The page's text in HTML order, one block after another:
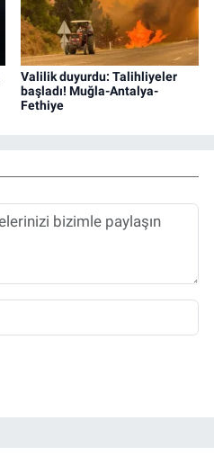
Valilik duyurdu: Talihliyeler
başladı! Muğla-Antalya-
Fethiye